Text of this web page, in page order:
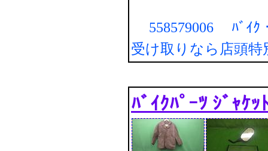
558579006 ﾊﾞｲｸ
受け取りなら店頭特
ﾊﾞｲｸﾊﾟｰﾂ ｼﾞｬｹｯ